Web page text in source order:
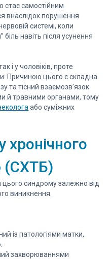
стає самостійним
внаслідок порушення
системі, коли
навіть після усунення
і у чоловіків, проте
Причиною цього є складна
та тісний взаємозв’язок
й травними органами, тому
або суміжних
(СХТБ)
цього синдрому залежно від
виникнення.
із патологіями матки,
захворюваннями